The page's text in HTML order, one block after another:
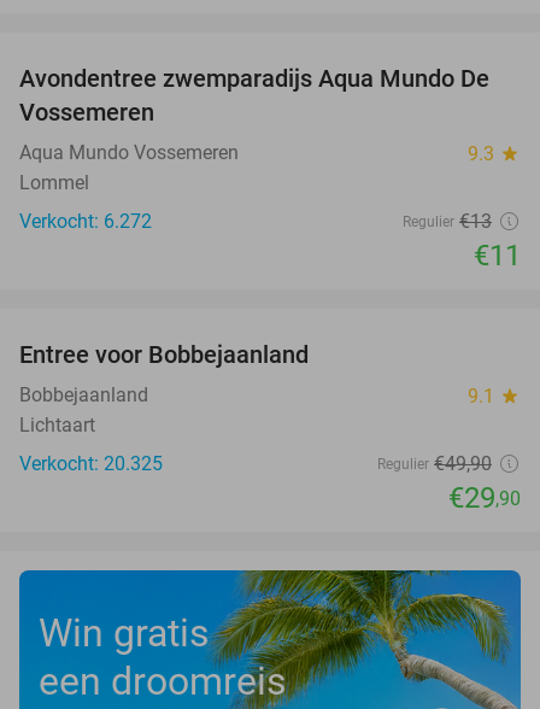
15%
Avondentree zwemparadijs Aqua Mundo De
Vossemeren
Aqua Mundo Vossemeren 9.3 star
Lommel
Verkocht: 6.272
Regulier €13
€11
Entree voor Bobbejaanland
Bobbejaanland 9.1 star
Lichtaart
Verkocht: 20.325
Regulier €49,90
€29,90
Win gratis
een droomreis